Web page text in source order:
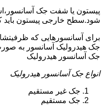
پیستون یا شفت جک
شود.سطح خارجی پیستون باید
جک هیدرولیک آسانسور به
جک آسانسور هیدرولیک
انواع جک آسانسور هیدرولیک
جک غیر مستقیم
جک مستقیم